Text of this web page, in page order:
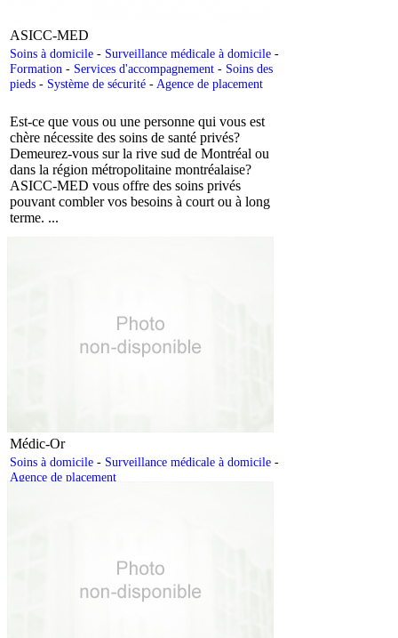
ASICC-MED
Soins à domicile - Surveillance médicale à domicile -
Formation - Services d'accompagnement - Soins des
pieds - Système de sécurité - Agence de placement
Est-ce que vous ou une personne qui vous est
chère nécessite des soins de santé privés?
Demeurez-vous sur la rive sud de Montréal ou
dans la région métropolitaine montréalaise?
ASICC-MED vous offre des soins privés
pouvant combler vos besoins à court ou à long
terme. ...
Médic-Or
Soins à domicile - Surveillance médicale à domicile -
Agence de placement